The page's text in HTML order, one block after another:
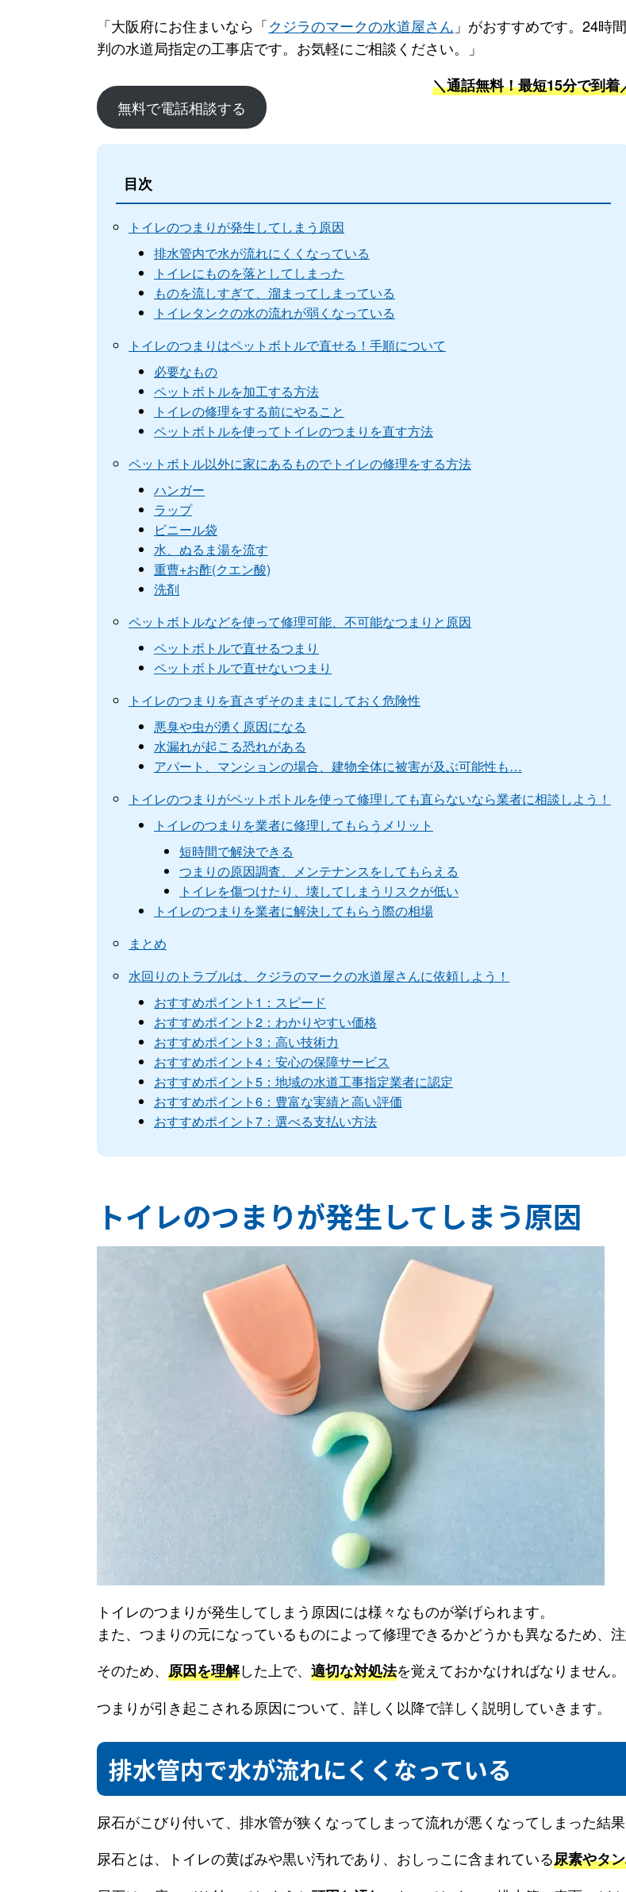
「大阪府にお住まいなら「クジラのマークの水道屋さん 」がおすすめです。24時
判の水道局指定の工事店です。お気軽にご相談ください。」
＼通話無料！最短15分で到着
無料で電話相談する
目次
トイレのつまりが発生してしまう原因
排水管内で水が流れにくくなっている
トイレにものを落としてしまった
ものを流しすぎて、溜まってしまっている
トイレタンクの水の流れが弱くなっている
トイレのつまりはペットボトルで直せる！手順について
必要なもの
ペットボトルを加工する方法
トイレの修理をする前にやること
ペットボトルを使ってトイレのつまりを直す方法
ペットボトル以外に家にあるものでトイレの修理をする方法
ハンガー
ラップ
ビニール袋
水、ぬるま湯を流す
重曹+お酢(クエン酸)
洗剤
ペットボトルなどを使って修理可能、不可能なつまりと原因
ペットボトルで直せるつまり
ペットボトルで直せないつまり
トイレのつまりを直さずそのままにしておく危険性
悪臭や虫が湧く原因になる
水漏れが起こる恐れがある
アパート、マンションの場合、建物全体に被害が及ぶ可能性も…
トイレのつまりがペットボトルを使って修理しても直らないなら業者に相談しよう！
トイレのつまりを業者に修理してもらうメリット
短時間で解決できる
つまりの原因調査、メンテナンスをしてもらえる
トイレを傷つけたり、壊してしまうリスクが低い
トイレのつまりを業者に解決してもらう際の相場
まとめ
水回りのトラブルは、クジラのマークの水道屋さんに依頼しよう！
おすすめポイント1：スピード
おすすめポイント2：わかりやすい価格
おすすめポイント3：高い技術力
おすすめポイント4：安心の保障サービス
おすすめポイント5：地域の水道工事指定業者に認定
おすすめポイント6：豊富な実績と高い評価
おすすめポイント7：選べる支払い方法
トイレのつまりが発生してしまう原因
トイレのつまりが発生してしまう原因には様々なものが挙げられます。
また、つまりの元になっているものによって修理できるかどうかも異なるため、注
そのため、 原因を理解した上で、 適切な対処法を覚えておかなければなりません。
つまりが引き起こされる原因について、詳しく以降で詳しく説明していきます。
排水管内で水が流れにくくなっている
尿石がこびり付いて、排水管が狭くなってしまって流れが悪くなってしまった結
尿石とは、トイレの黄ばみや黒い汚れであり、おしっこに含まれている尿素やタ